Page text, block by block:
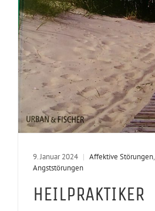
9. Januar 2024 | Affektive Störungen,
Angststörungen
HEILPRAKTIKER